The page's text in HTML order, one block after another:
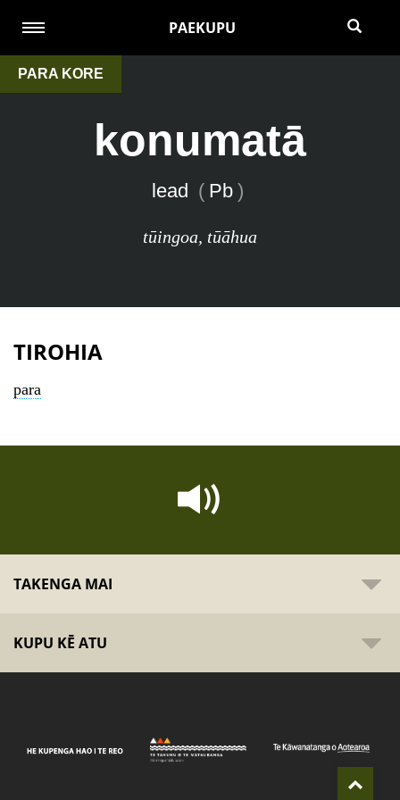
PAEKUPU
PARA KORE
konumatā
lead ( Pb )
tūingoa, tūāhua
TIROHIA
para
TAKENGA MAI
KUPU KĒ ATU